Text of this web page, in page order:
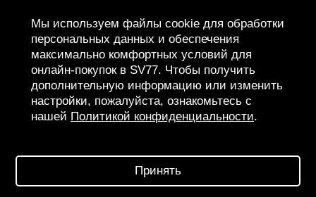
SV BOUTIQUE
Мы используем файлы cookie для обработки
персональных данных и обеспечения
максимально комфортных условий для
онлайн-покупок в SV77. Чтобы получить
дополнительную информацию или изменить
настройки, пожалуйста, ознакомьтесь с
нашей Политикой конфиденциальности.
Принять